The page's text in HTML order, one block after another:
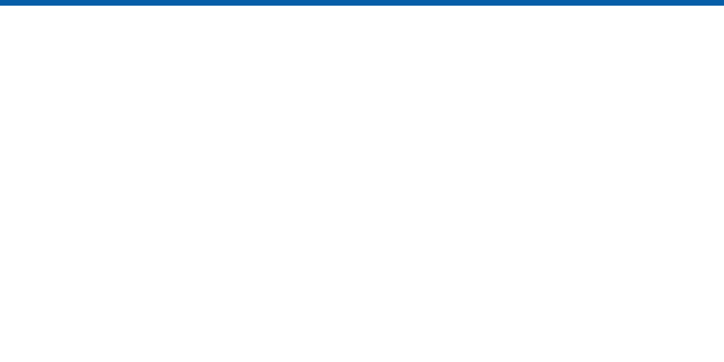
Universitätsklinikum Regensburg
sekretariat@d-t-g-online.de